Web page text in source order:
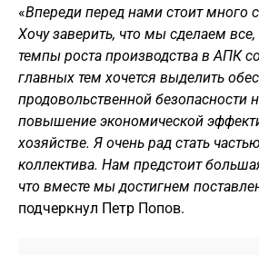
«Впереди перед нами стоит много
Хочу заверить, что мы сделаем
темпы роста производства в АПК
главных тем хочется выделить
продовольственной безопасности
повышение экономической
хозяйстве. Я очень рад стать
коллектива. Нам предстоит
что вместе мы достигнем
подчеркнул Петр Попов.